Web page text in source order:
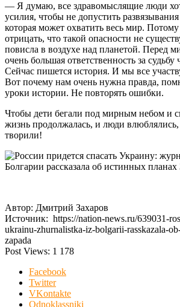
— Я думаю, все здравомыслящие люди
усилия, чтобы не допустить
которая может охватить весь мир.
отрицать, что такой опасности не
повисла в воздухе над планетой. Перед
очень большая ответственность за судьбу
Сейчас пишется история. И мы все
Вот почему нам очень нужна правда,
уроки истории. Не повторять ошибки.
Чтобы дети бегали под мирным небом и
жизнь продолжалась, и люди
творили!
Автор: Дмитрий Захаров
Источник: https://nation-news.ru/639031-
ukrainu-zhurnalistka-iz-bolgarii-rasskazala-
zapada
Post Views: 1 178
Facebook
Twitter
VKontakte
Odnoklassniki